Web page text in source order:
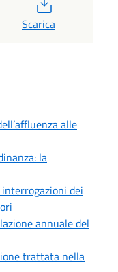
Scarica
alle
la
dei
annuale del
trattata nella